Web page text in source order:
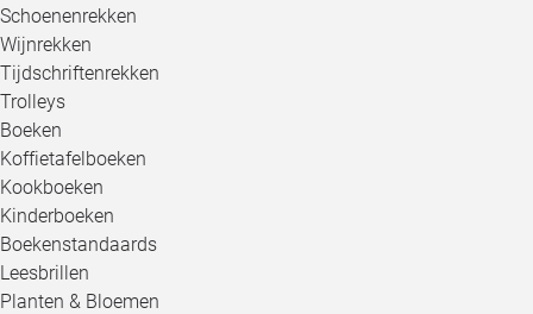
Schoenenrekken
Wijnrekken
Tijdschriftenrekken
Trolleys
Boeken
Koffietafelboeken
Kookboeken
Kinderboeken
Boekenstandaards
Leesbrillen
Planten & Bloemen